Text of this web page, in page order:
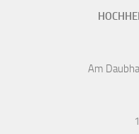
Am